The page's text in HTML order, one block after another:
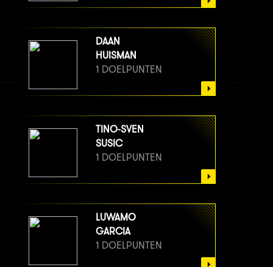
DAAN
HUISMAN
1 DOELPUNTEN
TINO-SVEN
SUSIC
1 DOELPUNTEN
LUWAMO
GARCIA
1 DOELPUNTEN